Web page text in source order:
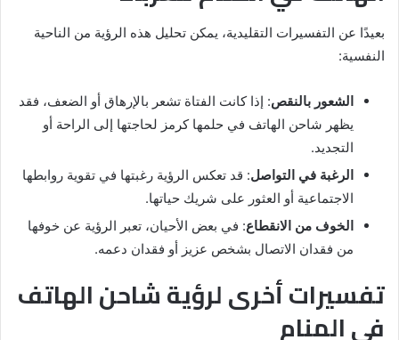
بعيدًا عن التفسيرات التقليدية، يمكن تحليل هذه الرؤية من الناحية
النفسية:
الشعور بالنقص: إذا كانت الفتاة تشعر بالإرهاق أو الضعف، فقد
يظهر شاحن الهاتف في حلمها كرمز لحاجتها إلى الراحة أو
التجديد.
الرغبة في التواصل: قد تعكس الرؤية رغبتها في تقوية روابطها
الاجتماعية أو العثور على شريك حياتها.
الخوف من الانقطاع: في بعض الأحيان، تعبر الرؤية عن خوفها
من فقدان الاتصال بشخص عزيز أو فقدان دعمه.
تفسيرات أخرى لرؤية شاحن الهاتف
في المنام